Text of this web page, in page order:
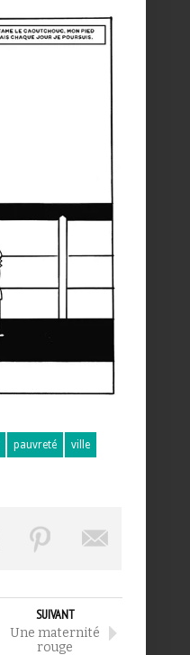
pauvreté ville
SUIVANT
Une maternité
rouge